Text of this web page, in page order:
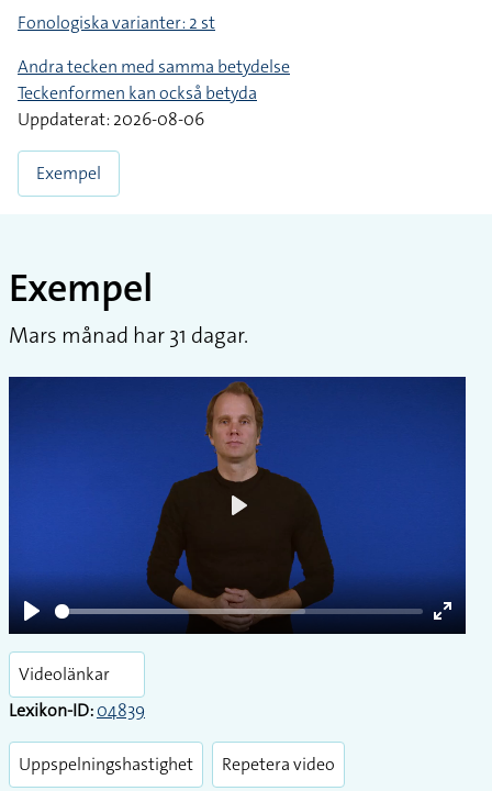
Fonologiska varianter: 2 st
Andra tecken med samma betydelse
Teckenformen kan också betyda
Uppdaterat: 2026-08-06
Exempel
Exempel
Mars månad har 31 dagar.
Play
Enter
Videolänkar
Lexikon-ID:04839
Uppspelningshastighet Repetera video